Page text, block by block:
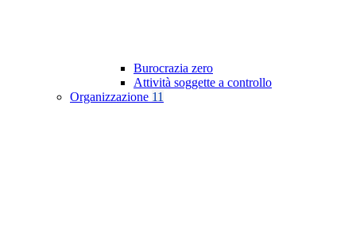
Burocrazia zero
Attività soggette a controllo
Organizzazione 11